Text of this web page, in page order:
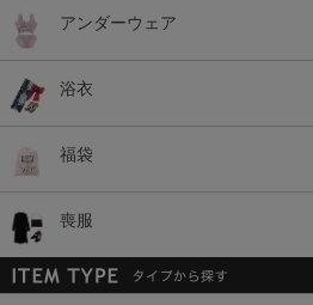
アンダーウェア
浴衣
福袋
喪服